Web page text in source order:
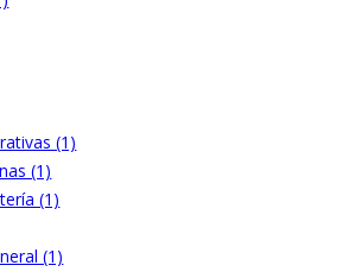
(1)
(1)
(1)
(1)